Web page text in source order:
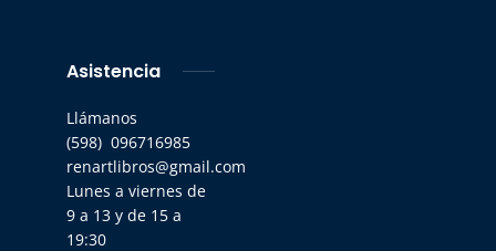
Asistencia
Llámanos
(598) 096716985
renartlibros@gmail.com
Lunes a viernes de
9 a 13 y de 15 a
19:30